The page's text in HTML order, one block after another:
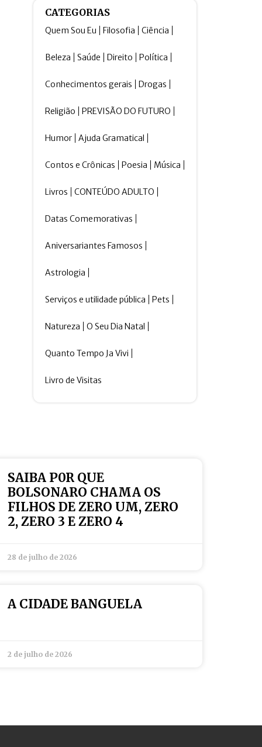
CATEGORIAS
Quem Sou Eu Filosofia Ciência
Beleza Saúde Direito Política
Conhecimentos gerais Drogas
Religião PREVISÃO DO FUTURO
Humor Ajuda Gramatical
Contos e Crônicas Poesia Música
Livros CONTEÚDO ADULTO
Datas Comemorativas
Aniversariantes Famosos
Astrologia
Serviços e utilidade pública Pets
Natureza O Seu Dia Natal
Quanto Tempo Ja Vivi
Livro de Visitas
SAIBA P0R QUE
BOLSONARO CHAMA OS
FILHOS DE ZERO UM, ZERO
2, ZERO 3 E ZERO 4
28 de julho de 2026
A CIDADE BANGUELA
2 de julho de 2026